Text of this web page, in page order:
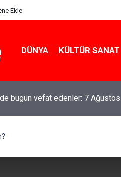
Ekle
DÜNYA KÜLTÜR SANAT
bugün vefat edenler: 7